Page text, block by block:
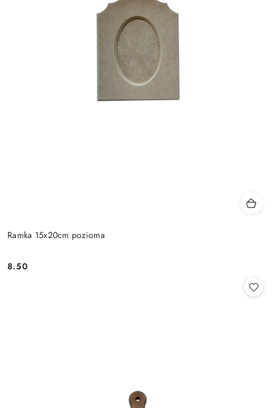
Ramka 15x20cm pozioma
Cena:
8.50